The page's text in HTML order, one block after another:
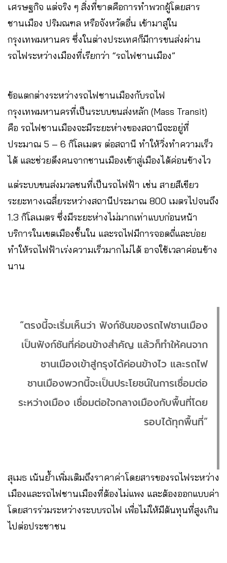
เศรษฐกิจ แต่จริง ๆ สิ่งที่ขาดคือการทำพวกผู้โดยสาร
ชานเมือง ปริมณฑล หรือจังหวัดอื่น เข้ามาสู่ใน
กรุงเทพมหานคร ซึ่งในต่างประเทศก็มีการขนส่งผ่าน
รถไฟระหว่างเมืองที่เรียกว่า “รถไฟชานเมือง”
ข้อแตกต่างระหว่างรถไฟชานเมืองกับรถไฟ
กรุงเทพมหานครที่เป็นระบบขนส่งหลัก (Mass Transit)
คือ รถไฟชานเมืองจะมีระยะห่างของสถานีจะอยู่ที่
ประมาณ 5 – 6 กิโลเมตร ต่อสถานี ทำให้วิ่งทำความเร็ว
ได้ และช่วยดึงคนจากชานเมืองเข้าสู่เมืองได้ค่อนข้างไว
แต่ระบบขนส่งมวลชนที่เป็นรถไฟฟ้า เช่น สายสีเขียว
ระยะทางเฉลี่ยระหว่างสถานีประมาณ 800 เมตรไปจนถึง
1.3 กิโลเมตร ซึ่งมีระยะห่างไม่มากเท่าแบบก่อนหน้า
บริการในเขตเมืองชั้นใน และรถไฟมีการจอดถี่และบ่อย
ทำให้รถไฟฟ้าเร่งความเร็วมากไม่ได้ อาจใช้เวลาค่อนข้าง
นาน
“ตรงนี้จะเริ่มเห็นว่า ฟังก์ชันของรถไฟชานเมือง
เป็นฟังก์ชันที่ค่อนข้างสำคัญ แล้วก็ทำให้คนจาก
ชานเมืองเข้าสู่กรุงได้ค่อนข้างไว และรถไฟ
ชานเมืองพวกนี้จะเป็นประโยชน์ในการเชื่อมต่อ
ระหว่างเมือง เชื่อมต่อใจกลางเมืองกับพื้นที่โดย
รอบได้ทุกพื้นที่”
สุเมธ เน้นย้ำเพิ่มเติมถึงราคาค่าโดยสารของรถไฟระหว่าง
เมืองและรถไฟชานเมืองที่ต้องไม่แพง และต้องออกแบบค่า
โดยสารร่วมระหว่างระบบรถไฟ เพื่อไม่ให้มีต้นทุนที่สูงเกิน
ไปต่อประชาชน